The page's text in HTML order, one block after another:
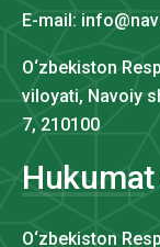
E-mail:
O‘zbekiston
viloyati, Navoiy
7, 210100
O‘zbekiston